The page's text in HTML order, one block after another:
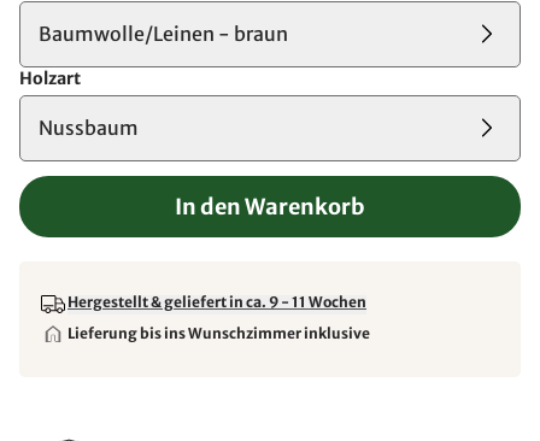
Baumwolle/Leinen - braun
Holzart
Nussbaum
In den Warenkorb
Hergestellt & geliefert in ca. 9 - 11 Wochen
Lieferung bis ins Wunschzimmer inklusive